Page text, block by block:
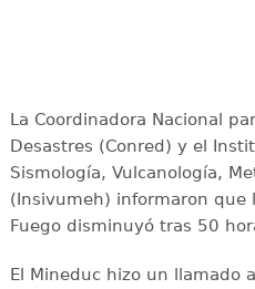
La Coordinadora Nacional
Desastres (Conred) y el
Sismología, Vulcanología,
(Insivumeh) informaron que
Fuego disminuyó tras 50
El Mineduc hizo un llamado